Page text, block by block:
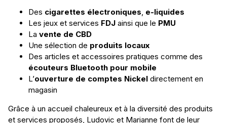
Des cigarettes électroniques, e-liquides
Les jeux et services FDJ ainsi que le PMU
La vente de CBD
Une sélection de produits locaux
Des articles et accessoires pratiques comme des
écouteurs Bluetooth pour mobile
L’ouverture de comptes Nickel directement en
magasin